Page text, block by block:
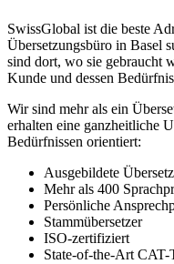
SwissGlobal ist die beste
Übersetzungsbüro in Basel
sind dort, wo sie gebraucht
Kunde und dessen
Wir sind mehr als ein
erhalten eine ganzheitliche
Bedürfnissen orientiert:
Ausgebildete
Mehr als 400
Persönliche
Stammübersetzer
ISO-zertifiziert
State-of-the-Art CAT-